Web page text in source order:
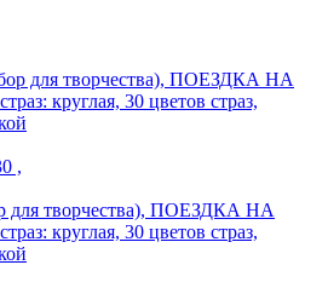
,
для творчества), ПОЕЗДКА НА
круглая, 30 цветов страз,